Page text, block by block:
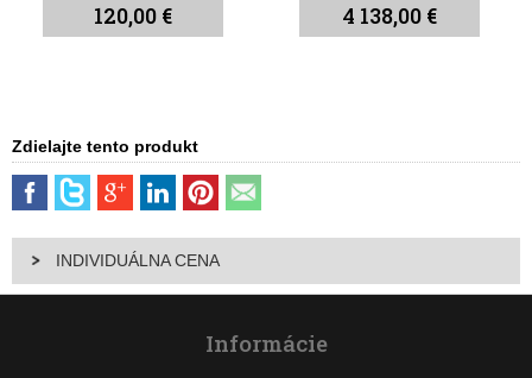
120,00 € 4 138,00 €
Zdielajte tento produkt
INDIVIDUÁLNA CENA
Informácie